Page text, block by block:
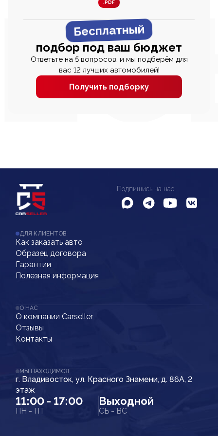
.PDF
Бесплатный
подбор под ваш бюджет
Ответьте на 5 вопросов, и мы подберём для
вас 12 лучших автомобилей!
Получить подборку
Подпишись на нас
ДЛЯ КЛИЕНТОВ
Как заказать авто
Образец договора
Гарантии
Полезная информация
О НАС
О компании Carseller
Отзывы
Контакты
МЫ НАХОДИМСЯ
г. Владивосток, ул. Красного Знамени, д. 86А, 2
этаж
11:00 - 17:00
ПН - ПТ
Выходной
СБ - ВС